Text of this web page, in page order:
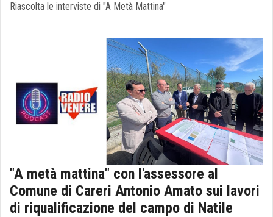
Riascolta le interviste di "A Metà Mattina"
"A metà mattina" con l'assessore al
Comune di Careri Antonio Amato sui lavori
di riqualificazione del campo di Natile